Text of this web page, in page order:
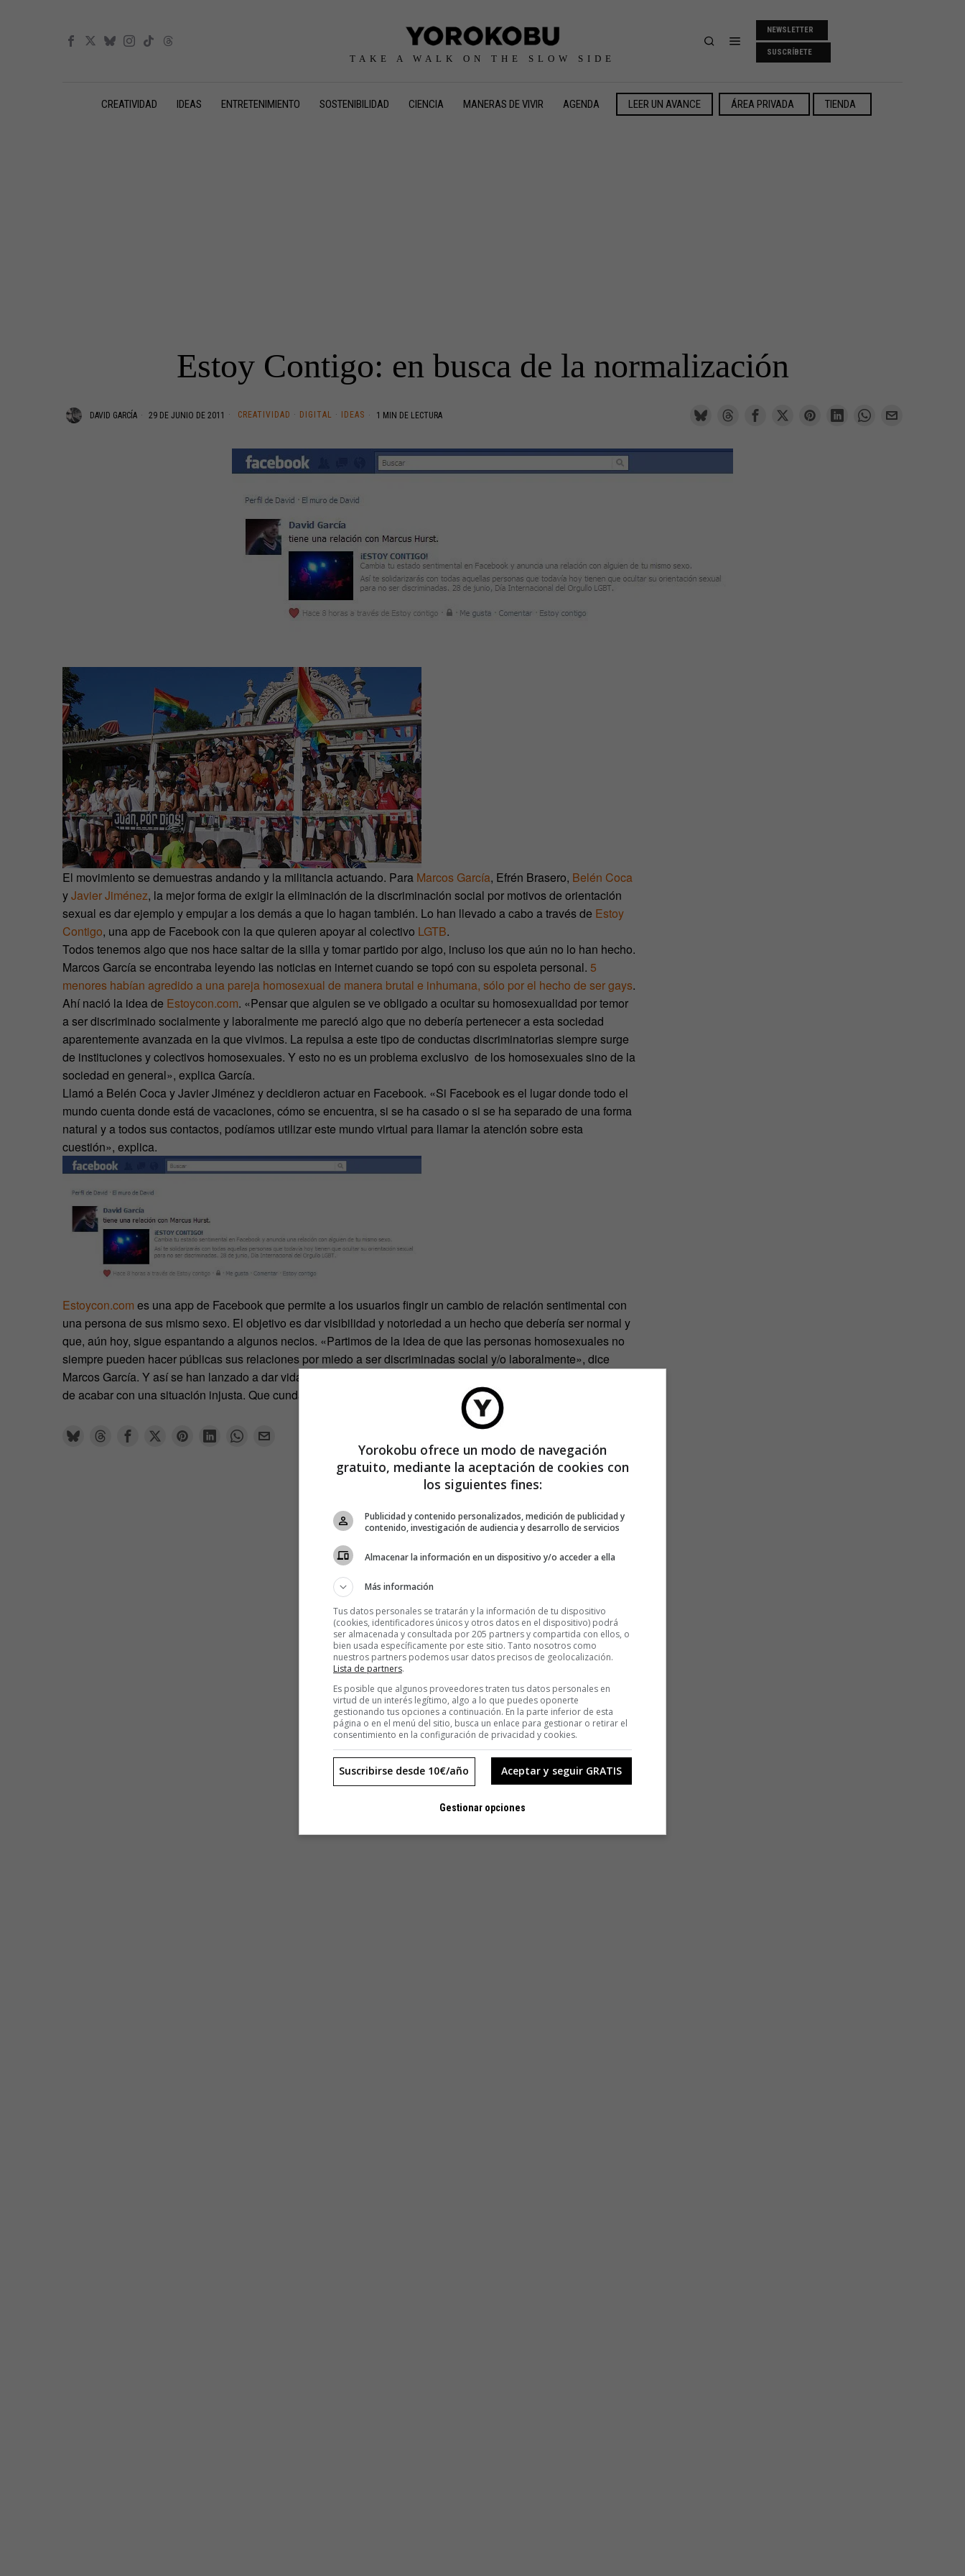
TAKE A WALK ON THE SLOW SIDE
NEWSLETTER
SUSCRÍBETE
CREATIVIDAD IDEAS ENTRETENIMIENTO SOSTENIBILIDAD CIENCIA MANERAS DE VIVIR AGENDA LEER UN AVANCE ÁREA PRIVADA TIENDA
Estoy Contigo: en busca de la normalización
DAVID GARCÍA 29 DE JUNIO DE 2011 CREATIVIDAD · DIGITAL · IDEAS 1 MIN DE LECTURA
El movimiento se demuestras andando y la militancia actuando. Para Marcos García, Efrén Brasero, Belén Coca
yJavier Jiménez, la mejor forma de exigir la eliminación de la discriminación social por motivos de orientación
sexual es dar ejemplo y empujar a los demás a que lo hagan también. Lo han llevado a cabo a través de Estoy
Contigo, una app de Facebook con la que quieren apoyar al colectivo LGTB.
Todos tenemos algo que nos hace saltar de la silla y tomar partido por algo, incluso los que aún no lo han hecho.
Marcos García se encontraba leyendo las noticias en internet cuando se topó con su espoleta personal. 5
menores habían agredido a una pareja homosexual de manera brutal e inhumana, sólo por el hecho de ser gays.
Ahí nació la idea de Estoycon.com. «Pensar que alguien se ve obligado a ocultar su homosexualidad por temor
a ser discriminado socialmente y laboralmente me pareció algo que no debería pertenecer a esta sociedad
aparentemente avanzada en la que vivimos. La repulsa a este tipo de conductas discriminatorias siempre surge
de instituciones y colectivos homosexuales. Y esto no es un problema exclusivo de los homosexuales sino de la
sociedad en general», explica García.
Llamó a Belén Coca y Javier Jiménez y decidieron actuar en Facebook. «Si Facebook es el lugar donde todo el
mundo cuenta donde está de vacaciones, cómo se encuentra, si se ha casado o si se ha separado de una forma
natural y a todos sus contactos, podíamos utilizar este mundo virtual para llamar la atención sobre esta
cuestión», explica.
Estoycon.com es una app de Facebook que permite a los usuarios fingir un cambio de relación sentimental con
una persona de sus mismo sexo. El objetivo es dar visibilidad y notoriedad a un hecho que debería ser normal y
que, aún hoy, sigue espantando a algunos necios. «Partimos de la idea de que las personas homosexuales no
siempre pueden hacer públicas sus relaciones por miedo a ser discriminadas social y/o laboralmente», dice
Marcos García. Y así se han lanzado a dar vida a la idea. Sin cliente, sin agencia detrás y sólo con la motivación
de acabar con una situación injusta. Que cunda el ejemplo.
Yorokobu ofrece un modo de navegación
gratuito, mediante la aceptación de cookies con
los siguientes fines:
Publicidad y contenido personalizados, medición de publicidad y
contenido, investigación de audiencia y desarrollo de servicios
Almacenar la información en un dispositivo y/o acceder a ella
Más información
Tus datos personales se tratarán y la información de tu dispositivo
(cookies, identificadores únicos y otros datos en el dispositivo) podrá
ser almacenada y consultada por 205 partners y compartida con ellos, o
bien usada específicamente por este sitio. Tanto nosotros como
nuestros partners podemos usar datos precisos de geolocalización.
Lista de partners.
Es posible que algunos proveedores traten tus datos personales en
virtud de un interés legítimo, algo a lo que puedes oponerte
gestionando tus opciones a continuación. En la parte inferior de esta
página o en el menú del sitio, busca un enlace para gestionar o retirar el
consentimiento en la configuración de privacidad y cookies.
Aceptar y seguir GRATIS
Suscribirse desde 10€/año
Gestionar opciones